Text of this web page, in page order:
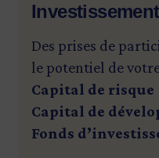
Investissement
Des prises de
le potentiel de
Capital de risque
Capital de
Fonds